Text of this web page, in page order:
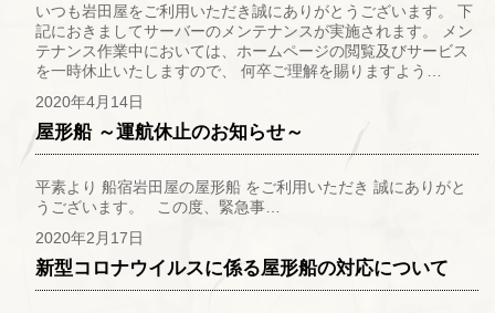
いつも岩田屋をご利用いただき誠にありがとうございます。 下
記におきましてサーバーのメンテナンスが実施されます。 メン
テナンス作業中においては、ホームページの閲覧及びサービス
を一時休止いたしますので、 何卒ご理解を賜りますよう…
2020年4月14日
屋形船 ～運航休止のお知らせ～
平素より 船宿岩田屋の屋形船 をご利用いただき 誠にありがと
うございます。 この度、緊急事…
2020年2月17日
新型コロナウイルスに係る屋形船の対応について